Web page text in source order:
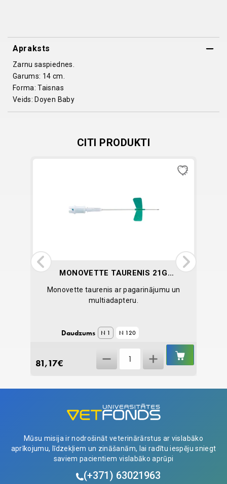
-
Apraksts
Zarnu saspiednes.
Garums: 14 cm.
Forma: Taisnas
Veids: Doyen Baby
CITI PRODUKTI
GROZĀ
MONOVETTE TAURENIS 21G
8 CM
Monovette taurenis ar pagarinājumu un
multiadapteru.
Daudzums N 1 N 120
81,17€
Taurenis
mm),
ar
8
cm
Mūsu misija ir nodrošināt veterinārārstus ar vislabāko
aprīkojumu, līdzekļiem un zināšanām, lai radītu iespēju sniegt
saviem pacientiem vislabāko aprūpi
(+371) 63021963